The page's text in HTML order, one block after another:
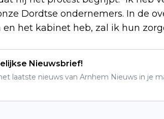
Dordtse ondernemers. In de
het kabinet heb, zal ik hun
Nieuwsbrief!
laatste nieuws van Arnhem Nieuws in je